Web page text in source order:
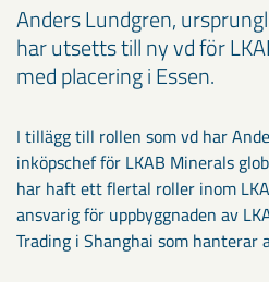
Anders Lundgren,
har utsetts till ny vd för
med placering i Essen.
I tillägg till rollen som vd har
inköpschef för LKAB Minerals
har haft ett flertal roller inom
ansvarig för uppbyggnaden av
Trading i Shanghai som hanterar